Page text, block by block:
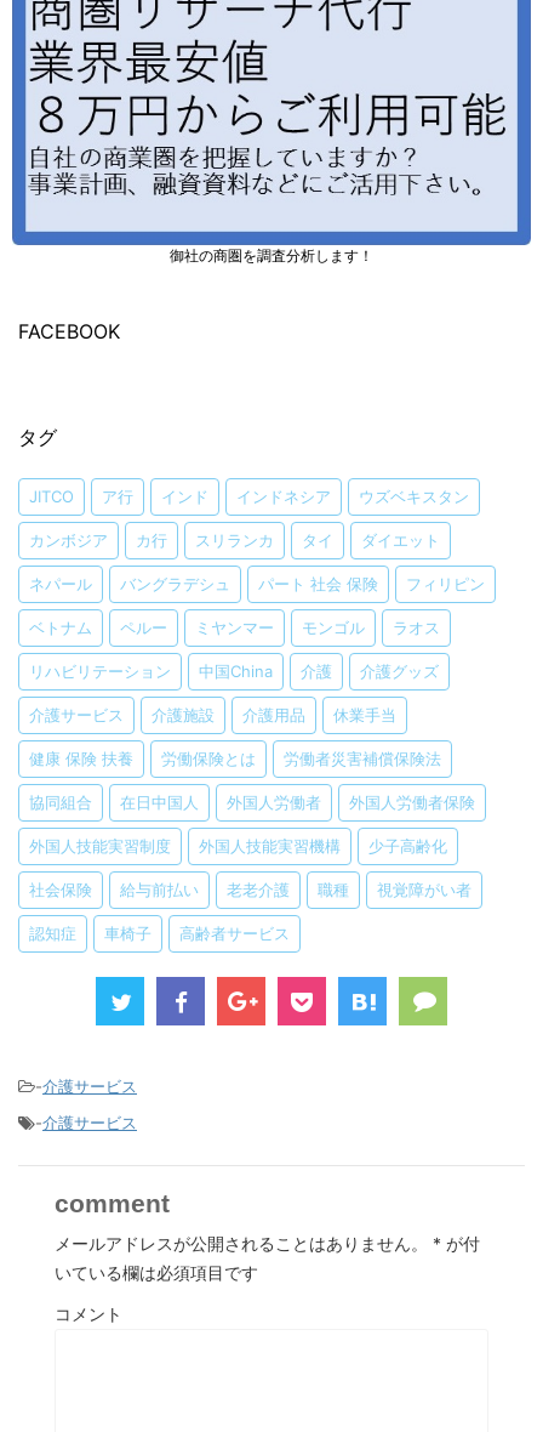
御社の商圏を調査分析します！
FACEBOOK
タグ
JITCO ア行 インド インドネシア ウズベキスタン
カンボジア カ行 スリランカ タイ ダイエット
ネパール バングラデシュ パート 社会 保険 フィリピン
ベトナム ペルー ミヤンマー モンゴル ラオス
リハビリテーション 中国China 介護 介護グッズ
介護サービス 介護施設 介護用品 休業手当
健康 保険 扶養 労働保険とは 労働者災害補償保険法
協同組合 在日中国人 外国人労働者 外国人労働者保険
外国人技能実習制度 外国人技能実習機構 少子高齢化
社会保険 給与前払い 老老介護 職種 視覚障がい者
認知症 車椅子 高齢者サービス
-介護サービス
-介護サービス
comment
メールアドレスが公開されることはありません。 * が付
いている欄は必須項目です
コメント